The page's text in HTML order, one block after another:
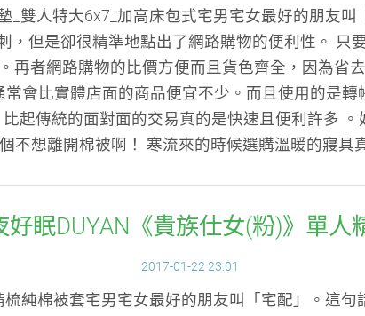
_雙人特大6x7_加高床包式宅男宅女最好的朋友
，但是卻很精準地點出了網路購物的便利性。 只
再者網路購物的比價方便而且貨色齊全，因為省
會比實體店面的商品便宜不少。而且使用的是
起傳統的面對面的交易真的是快速且便利許多
不想離開棉被啊！ 寒流來的時候選購溫暖的寢具
好眠DUYAN《貴族仕女(粉)》單人
2017-01-22 23:01
梳純棉被套宅男宅女最好的朋友叫「宅配」。這